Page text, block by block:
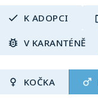
K ADOPCI
V KARANTÉNĚ
KOČKA